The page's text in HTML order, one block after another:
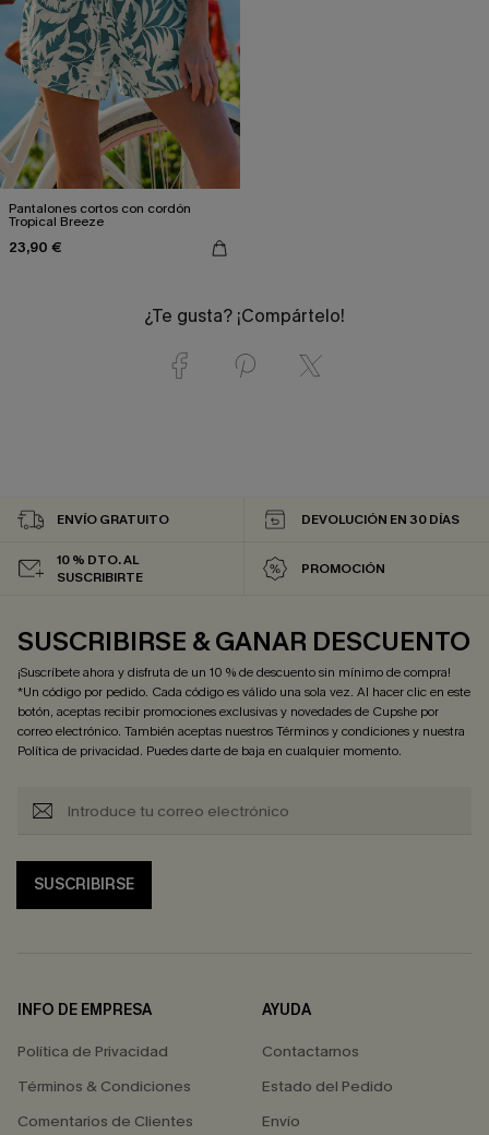
Pantalones cortos con cordón
Tropical Breeze
23,90 €
¿Te gusta? ¡Compártelo!
ENVÍO GRATUITO DEVOLUCIÓN EN 30 DÍAS
10 % DTO. AL
SUSCRIBIRTE
PROMOCIÓN
SUSCRIBIRSE & GANAR DESCUENTO
¡Suscríbete ahora y disfruta de un 10 % de descuento sin mínimo de compra!
*Un código por pedido. Cada código es válido una sola vez. Al hacer clic en este
botón, aceptas recibir promociones exclusivas y novedades de Cupshe por
correo electrónico. También aceptas nuestrosTérminos y condicionesy nuestra
Política de privacidad. Puedes darte de baja en cualquier momento.
SUSCRIBIRSE
INFO DE EMPRESA
Política de Privacidad
Términos & Condiciones
Comentarios de Clientes
AYUDA
Contactarnos
Estado del Pedido
Envío